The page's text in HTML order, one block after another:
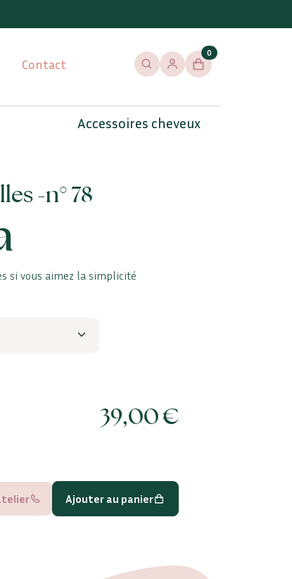
Contact RechercherSe connecter / s'inscrire
Panier
0
Accessoires cheveux
-n° 78
si vous aimez la simplicité
39,00€
Ajouter au panier